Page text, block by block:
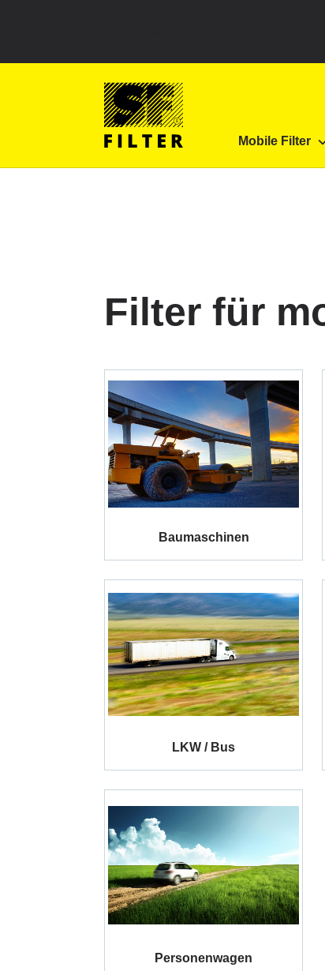
Mobile Filter
SF Filter Homepage
Filter für
Baumaschinen
LKW / Bus
Personenwagen